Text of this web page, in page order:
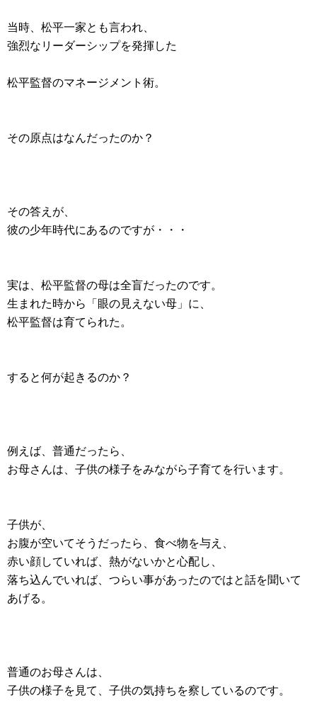
当時、松平一家とも言われ、
強烈なリーダーシップを発揮した
松平監督のマネージメント術。
その原点はなんだったのか？
その答えが、
彼の少年時代にあるのですが・・・
実は、松平監督の母は全盲だったのです。
生まれた時から「眼の見えない母」に、
松平監督は育てられた。
すると何が起きるのか？
例えば、普通だったら、
お母さんは、子供の様子をみながら子育てを行います。
子供が、
お腹が空いてそうだったら、食べ物を与え、
赤い顔していれば、熱がないかと心配し、
落ち込んでいれば、つらい事があったのではと話を聞いて
あげる。
普通のお母さんは、
子供の様子を見て、子供の気持ちを察しているのです。